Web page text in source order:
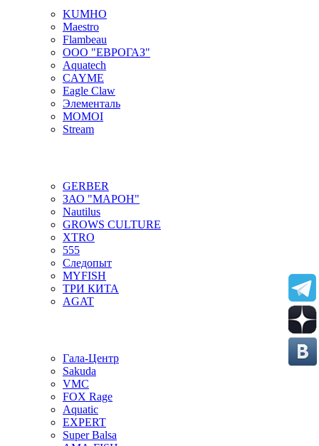
KUMHO
Maestro
Flambeau
ООО "ЕВРОГАЗ"
Aquatech
CAYME
Eagle Claw
Элементаль
MOMOI
Stream
GERBER
ЗАО "МАРОН"
Nautilus
GROWS CULTURE
XTRO
555
Следопыт
MYFISH
ТРИ КИТА
AGAT
Гала-Центр
Sakuda
VMC
FOX Rage
Aquatic
EXPERT
Super Balsa